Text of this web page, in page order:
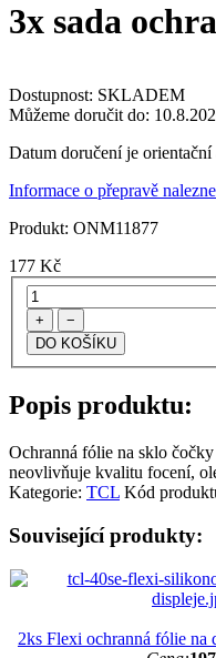
3x sada
Dostupnost: SKLADEM
Můžeme doručit do:
Datum doručení je
Informace o přepravě
Produkt: ONM11877
177 Kč
+ −
Popis produktu:
Ochranná fólie na sklo
neovlivňuje kvalitu focení,
Kategorie: TCL Kód
Související produkty:
2ks Flexi ochranná fólie na